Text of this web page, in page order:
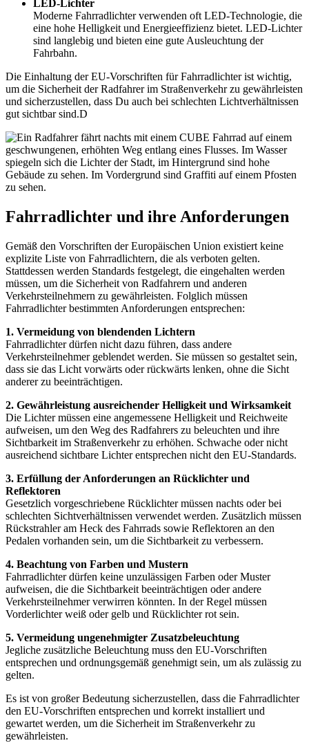
LED-Lichter
Moderne Fahrradlichter verwenden oft LED-Technologie, die
eine hohe Helligkeit und Energieeffizienz bietet. LED-Lichter
sind langlebig und bieten eine gute Ausleuchtung der
Fahrbahn.
Die Einhaltung der EU-Vorschriften für Fahrradlichter ist wichtig,
um die Sicherheit der Radfahrer im Straßenverkehr zu gewährleisten
und sicherzustellen, dass Du auch bei schlechten Lichtverhältnissen
gut sichtbar sind.D
Fahrradlichter und ihre Anforderungen
Gemäß den Vorschriften der Europäischen Union existiert keine
explizite Liste von Fahrradlichtern, die als verboten gelten.
Stattdessen werden Standards festgelegt, die eingehalten werden
müssen, um die Sicherheit von Radfahrern und anderen
Verkehrsteilnehmern zu gewährleisten. Folglich müssen
Fahrradlichter bestimmten Anforderungen entsprechen:
1. Vermeidung von blendenden Lichtern
Fahrradlichter dürfen nicht dazu führen, dass andere
Verkehrsteilnehmer geblendet werden. Sie müssen so gestaltet sein,
dass sie das Licht vorwärts oder rückwärts lenken, ohne die Sicht
anderer zu beeinträchtigen.
2. Gewährleistung ausreichender Helligkeit und Wirksamkeit
Die Lichter müssen eine angemessene Helligkeit und Reichweite
aufweisen, um den Weg des Radfahrers zu beleuchten und ihre
Sichtbarkeit im Straßenverkehr zu erhöhen. Schwache oder nicht
ausreichend sichtbare Lichter entsprechen nicht den EU-Standards.
3. Erfüllung der Anforderungen an Rücklichter und
Reflektoren
Gesetzlich vorgeschriebene Rücklichter müssen nachts oder bei
schlechten Sichtverhältnissen verwendet werden. Zusätzlich müssen
Rückstrahler am Heck des Fahrrads sowie Reflektoren an den
Pedalen vorhanden sein, um die Sichtbarkeit zu verbessern.
4. Beachtung von Farben und Mustern
Fahrradlichter dürfen keine unzulässigen Farben oder Muster
aufweisen, die die Sichtbarkeit beeinträchtigen oder andere
Verkehrsteilnehmer verwirren könnten. In der Regel müssen
Vorderlichter weiß oder gelb und Rücklichter rot sein.
5. Vermeidung ungenehmigter Zusatzbeleuchtung
Jegliche zusätzliche Beleuchtung muss den EU-Vorschriften
entsprechen und ordnungsgemäß genehmigt sein, um als zulässig zu
gelten.
Es ist von großer Bedeutung sicherzustellen, dass die Fahrradlichter
den EU-Vorschriften entsprechen und korrekt installiert und
gewartet werden, um die Sicherheit im Straßenverkehr zu
gewährleisten.